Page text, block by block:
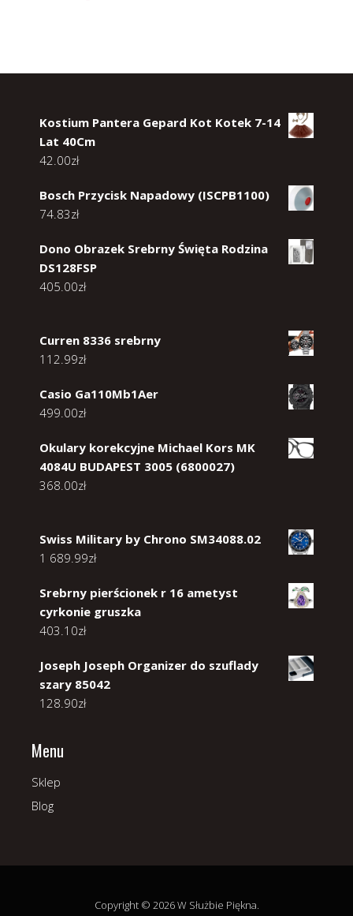
Kostium Pantera Gepard Kot Kotek 7-14
Lat 40Cm
42.00zł
Bosch Przycisk Napadowy (ISCPB1100)
74.83zł
Dono Obrazek Srebrny Święta Rodzina
DS128FSP
405.00zł
Curren 8336 srebrny
112.99zł
Casio Ga110Mb1Aer
499.00zł
Okulary korekcyjne Michael Kors MK
4084U BUDAPEST 3005 (6800027)
368.00zł
Swiss Military by Chrono SM34088.02
1 689.99zł
Srebrny pierścionek r 16 ametyst
cyrkonie gruszka
403.10zł
Joseph Joseph Organizer do szuflady
szary 85042
128.90zł
Menu
Sklep
Blog
Copyright © 2026 W Służbie Piękna.